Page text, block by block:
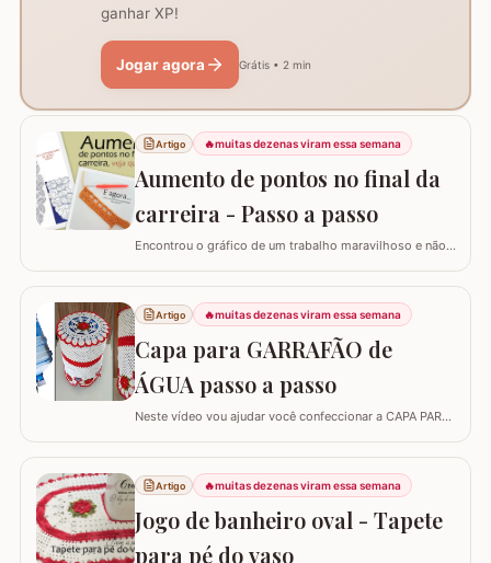
ganhar XP!
Jogar agora Grátis • 2 min
Artigo 🔥muitas dezenas viram essa semana
Aumento de pontos no final da
carreira - Passo a passo
Encontrou o gráfico de um trabalho maravilhoso e não
explicar de forma simples como interpretar o gráfico,
calcular a quantidade de correntes para iniciar um
trabalho e aumentar a quantidade de pontos no início ou
no final da carreira. (Link para…
Artigo 🔥muitas dezenas viram essa semana
Capa para GARRAFÃO de
ÁGUA passo a passo
Neste vídeo vou ajudar você confeccionar a CAPA PARA
sucesso agora com passo a passo super detalhado.
Esta capa veste bem um GARRAFÃO de 20 l e você pode
diminuir a quantidade de flores para fazer a capa para
um garrafão menor, aliás, se o seu ponto for…
Artigo 🔥muitas dezenas viram essa semana
Jogo de banheiro oval - Tapete
para pé do vaso